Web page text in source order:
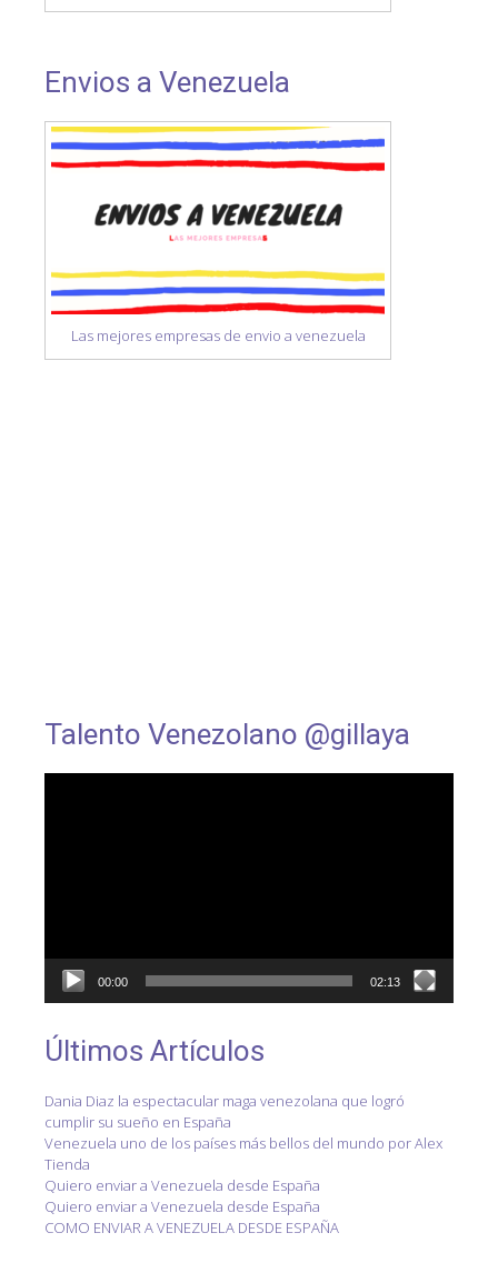
Envios a Venezuela
Las mejores empresas de envio a venezuela
Talento Venezolano @gillaya
00:00 02:13
Últimos Artículos
Dania Diaz la espectacular maga venezolana que logró
cumplir su sueño en España
Venezuela uno de los países más bellos del mundo por Alex
Tienda
Quiero enviar a Venezuela desde España
Quiero enviar a Venezuela desde España
COMO ENVIAR A VENEZUELA DESDE ESPAÑA